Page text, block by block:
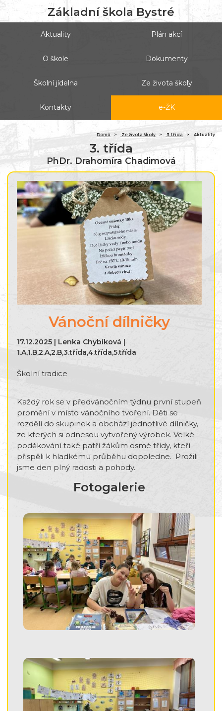
Základní škola Bystré
Aktuality Plán akcí
O škole Dokumenty
Školní jídelna Ze života školy
Kontakty e-ŽK
Domů Ze života školy 3. třída Aktuality
3. třída
PhDr. Drahomíra Chadimová
Vánoční dílničky
17.12.2025 | Lenka Chybíková |
1.A,1.B,2.A,2.B,3.třída,4.třída,5.třída
Školní tradice
Každý rok se v předvánočním týdnu první stupeň
promění v místo vánočního tvoření. Děti se
rozdělí do skupinek a obchází jednotlivé dílničky,
ze kterých si odnesou vytvořený výrobek. Velké
poděkování také patří žákům osmé třídy, kteří
přispěli k hladkému průběhu dopoledne. Prožili
jsme den plný radosti a pohody.
Fotogalerie